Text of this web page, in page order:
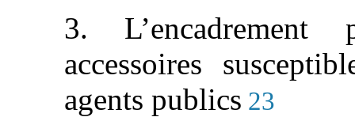
3.
accessoires
agents publics 23